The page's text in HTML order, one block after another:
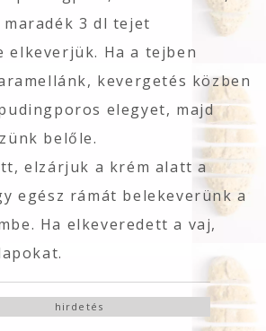
3 dl tejet
elkeverjük. Ha a tejben
kevergetés közben
elegyet, majd
belőle.
elzárjuk a krém alatt a
egész rámát belekeverünk a
Ha elkeveredett a vaj,
hirdetés